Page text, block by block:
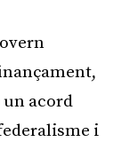
un acord
i